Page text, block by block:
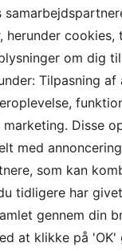
og spisesteder. Der
fra 1700-tallet,
indbyggere
af St. Maarten
gamle forter fra
og franske
gode spisesteder.
Flamingo
fra St.
herunder cookies,
om dig
Tilpasning af
Disse
med
som kan
tidligere har
gennem din
at klikke på 'OK'